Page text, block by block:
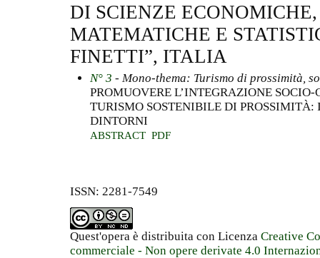
DI SCIENZE
MATEMATICHE E
FINETTI”, ITALIA
N° 3 - Mono-thema: Turismo di prossimità,
PROMUOVERE L’INTEGRAZIONE
TURISMO SOSTENIBILE DI PROSSIMITÀ:
DINTORNI
ABSTRACT PDF
ISSN: 2281-7549
Quest'opera è distribuita con Licenza Creative
commerciale - Non opere derivate 4.0